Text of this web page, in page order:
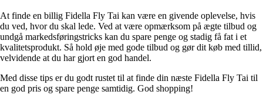
At finde en billig Fidella Fly Tai kan være en givende oplevelse, hvis
du ved, hvor du skal lede. Ved at være opmærksom på ægte tilbud og
undgå markedsføringstricks kan du spare penge og stadig få fat i et
kvalitetsprodukt. Så hold øje med gode tilbud og gør dit køb med tillid,
velvidende at du har gjort en god handel.
Med disse tips er du godt rustet til at finde din næste Fidella Fly Tai til
en god pris og spare penge samtidig. God shopping!